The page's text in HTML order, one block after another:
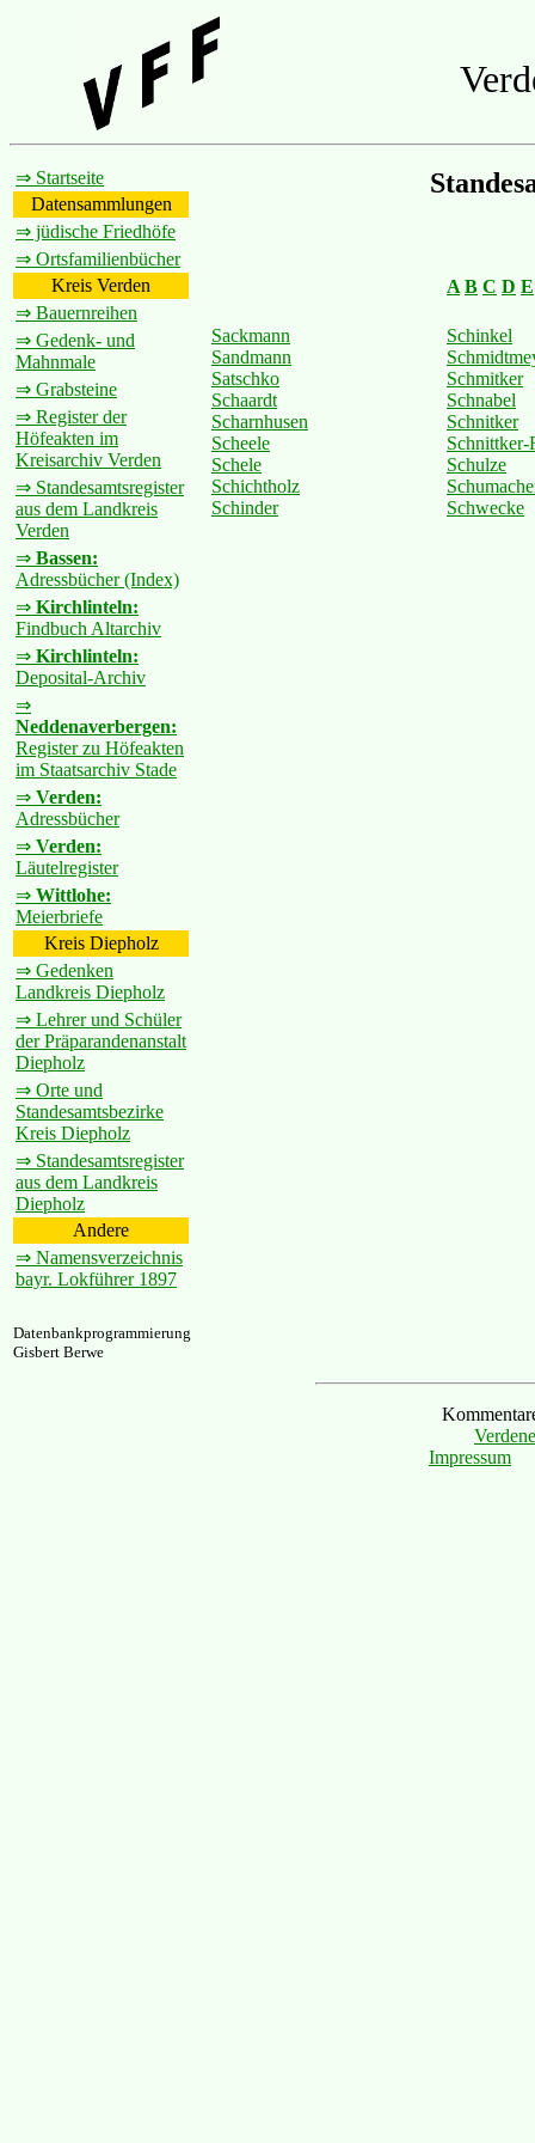
⇒ Startseite
Datensammlungen
⇒ jüdische Friedhöfe
⇒ Ortsfamilienbücher
Kreis Verden
⇒ Bauernreihen
⇒ Gedenk- und
Mahnmale
⇒ Grabsteine
⇒ Register der
Höfeakten im
Kreisarchiv Verden
⇒ Standesamtsregister
aus dem Landkreis
Verden
⇒ Bassen:
Adressbücher (Index)
⇒ Kirchlinteln:
Findbuch Altarchiv
⇒ Kirchlinteln:
Deposital-Archiv
⇒
Neddenaverbergen:
Register zu Höfeakten
im Staatsarchiv Stade
⇒ Verden:
Adressbücher
⇒ Verden:
Läutelregister
⇒ Wittlohe:
Meierbriefe
Kreis Diepholz
⇒ Gedenken
Landkreis Diepholz
⇒ Lehrer und Schüler
der Präparandenanstalt
Diepholz
⇒ Orte und
Standesamtsbezirke
Kreis Diepholz
⇒ Standesamtsregister
aus dem Landkreis
Diepholz
Andere
⇒ Namensverzeichnis
bayr. Lokführer 1897
A B C D E
Sackmann
Sandmann
Satschko
Schaardt
Scharnhusen
Scheele
Schele
Schichtholz
Schinder
Schinkel
Schmitker
Schnabel
Schnitker
Schnittker-
Schulze
Schwecke
Datenbankprogrammierung
Gisbert Berwe
Impressum